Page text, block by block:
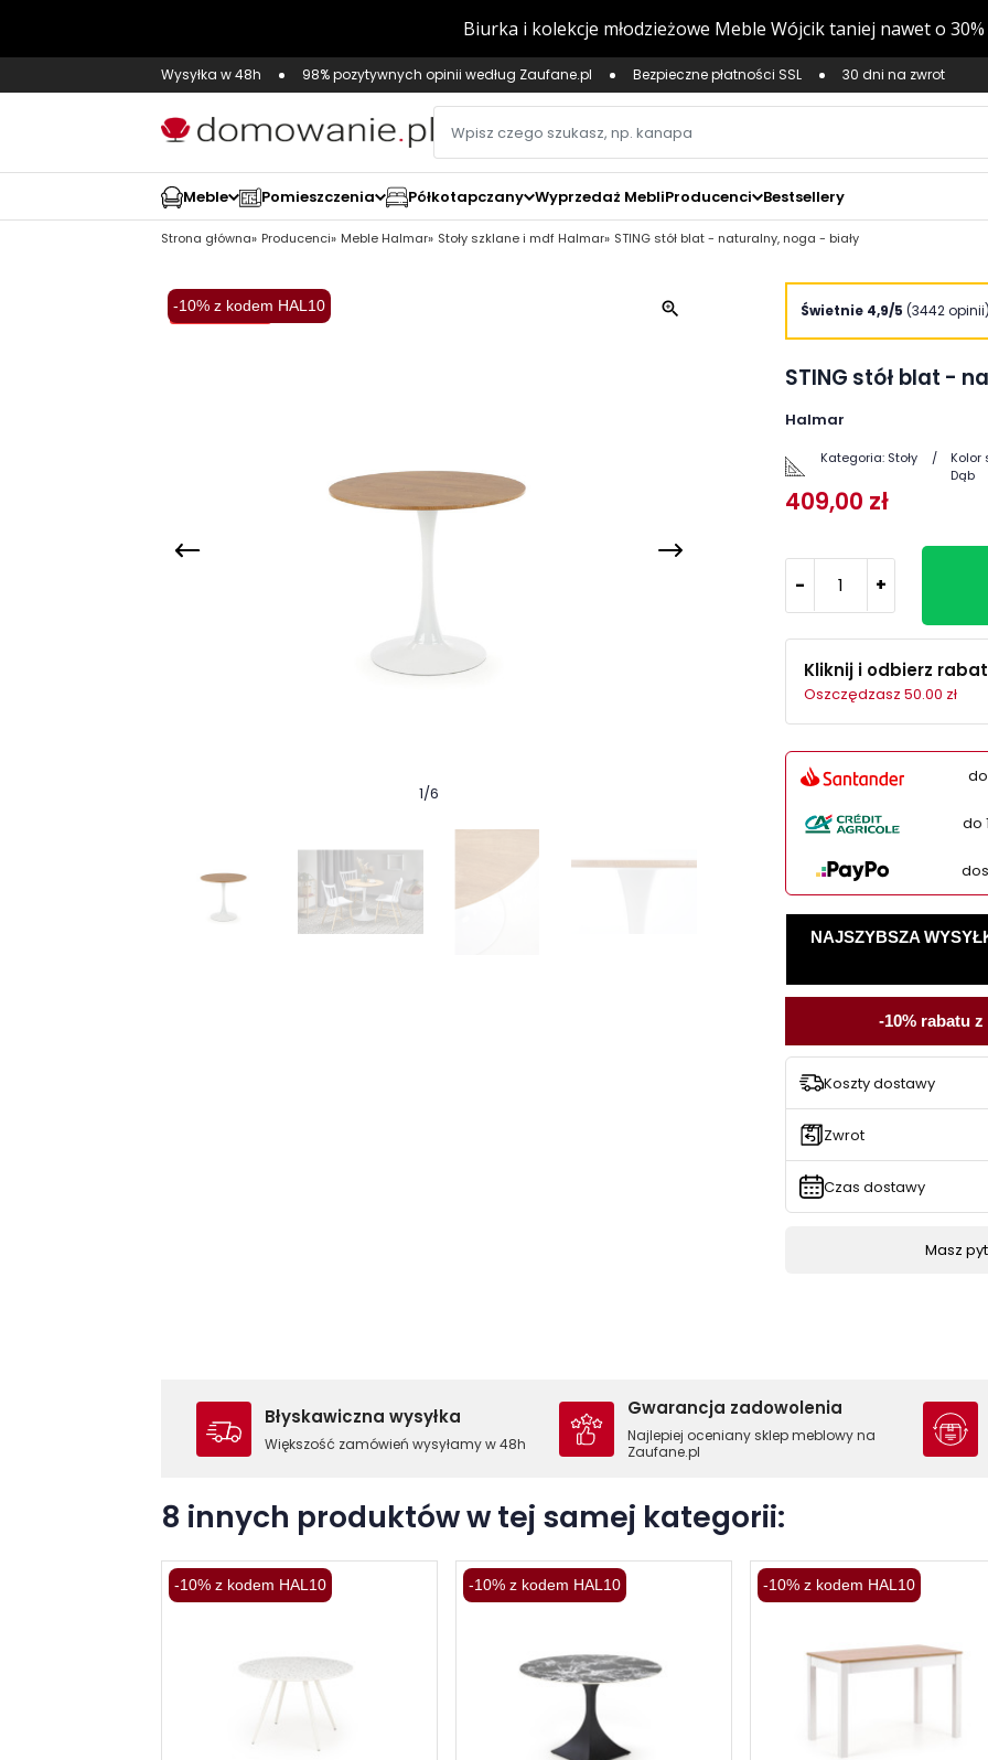
Wysyłka w 48h 98% pozytywnych opinii według Zaufane.pl Bezpieczne płatności SSL 30 dni na zwrot
Meble Pomieszczenia Półkotapczany Wyprzedaż MebliProducenci Bestsellery
Strona główna Producenci Meble Halmar Stoły szklane i mdf Halmar STING stół blat - naturalny, noga - biały
-10% z kodem HAL10
Wysyłka 48H
1/6
zoom_in Świetnie 4,9/5 (3442 opinii)
STING stół blat -
Halmar
Kategoria: Stoły Kolor
Dąb
409,00 zł
- +
Kliknij i odbierz rabat
Oszczędzasz 50.00 zł
do
NAJSZYBSZA
-10% rabatu
Koszty dostawy
Zwrot
Czas dostawy
Masz
Błyskawiczna wysyłka
Większość zamówień wysyłamy w 48h
Gwarancja zadowolenia
Najlepiej oceniany sklep meblowy na
Zaufane.pl
8 innych produktów w tej samej kategorii:
-10% z kodem HAL10 -10% z kodem HAL10 -10% z kodem HAL10